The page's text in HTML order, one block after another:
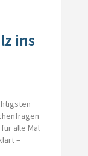
ins
alle Mal
–